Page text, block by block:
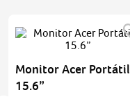
Monitor Acer Portátil
15.6”